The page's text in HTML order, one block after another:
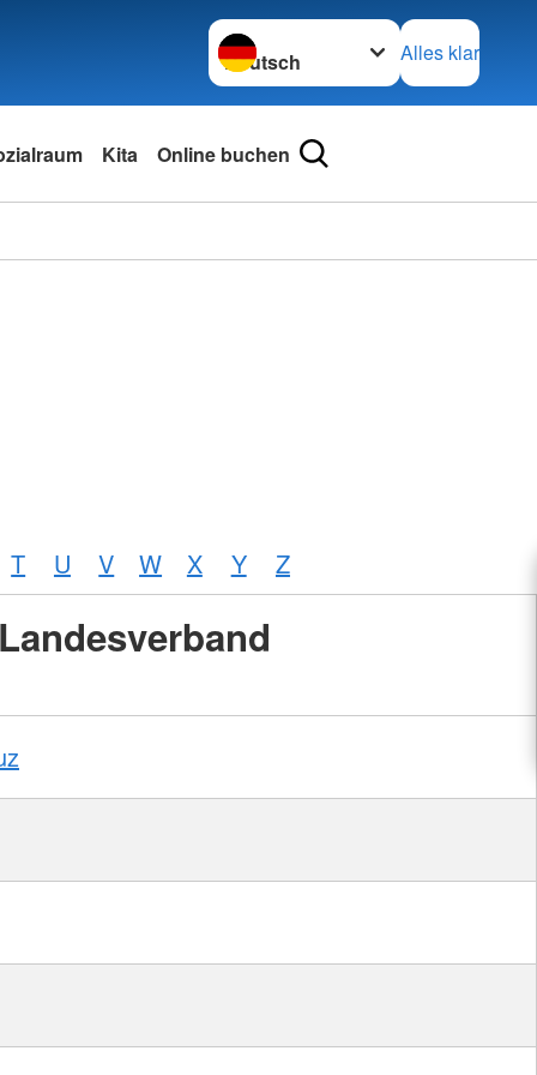
Sprache wechseln zu
Alles klar
Kita Online buchen
T U V W X Y Z